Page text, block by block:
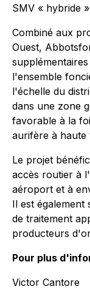
SMV « hybride
Combiné aux
Ouest,
l'ensemble
l'échelle du
dans une zone
favorable à la
aurifère à haute
Le projet
accès routier à
aéroport et à
Il est également
de traitement
producteurs
Pour plus
Victor Cantore